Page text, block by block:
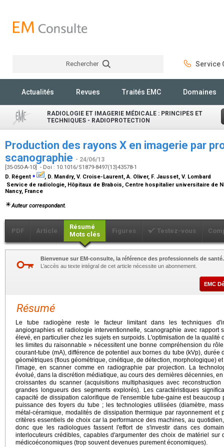
Rechercher Service
Actualités Revues Traités EMC Domaines
RADIOLOGIE ET IMAGERIE MÉDICALE : PRINCIPES ET
TECHNIQUES - RADIOPROTECTION
Production des rayons X en imagerie par
scanographie - 24/06/13
[35-050-A-10] - Doi : 10.1016/S1879-8497(13)43578-1
D. Régent ⁎
, D. Mandry, V. Croise-Laurent, A. Oliver, F. Jausset, V. Lombard
Service de radiologie, Hôpitaux de Brabois, Centre hospitalier universitaire de
Nancy, France
Auteur correspondant.
PDF Article
Résumé
Mots clés
Figures Testez-vous
Bienvenue sur EM-consulte, la référence des professionnels de santé.
L’accès au texte intégral de cet article nécessite un abonnement.
EMC
Résumé
Le tube radiogène reste le facteur limitant dans les techniques
angiographies et radiologie interventionnelle, scanographie avec rapport
élevé, en particulier chez les sujets en surpoids. L'optimisation de la qualité
les limites du raisonnable » nécessitent une bonne compréhension du
courant-tube (mA), différence de potentiel aux bornes du tube (kVp), durée
géométriques (flous géométrique, cinétique, de détection, morphologique)
l'image, en scanner comme en radiographie par projection. La
évolué, dans la discrétion médiatique, au cours des dernières décennies,
croissantes du scanner (acquisitions multiphasiques avec
grandes longueurs des segments explorés). Les caractéristiques
capacité de dissipation calorifique de l'ensemble tube-gaine est
puissance des foyers du tube ; les technologies utilisées (diamètre,
métal-céramique, modalités de dissipation thermique par rayonnement et
critères essentiels de choix car la performance des machines, au
donc que les radiologues fassent l'effort de s'investir dans ces
interlocuteurs crédibles, capables d'argumenter des choix de matériel sur
médicoéconomiques (trop souvent devenues purement économiques).